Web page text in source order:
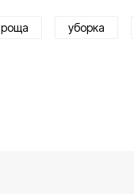
роща уборка